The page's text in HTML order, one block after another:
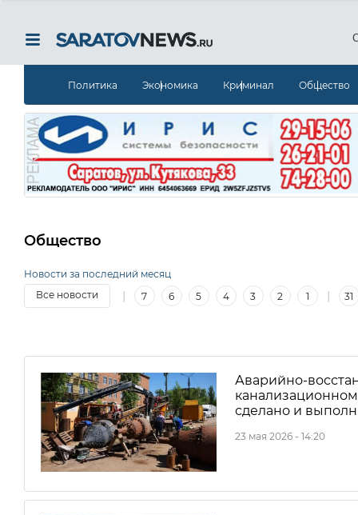
Политика Экономика Криминал Общество
Общество
Новости за последний месяц
Все новости
| 7 6 5 4 3 2 1 | 31
Аварийно-
сделано и
23 мая 2026 - 14:20